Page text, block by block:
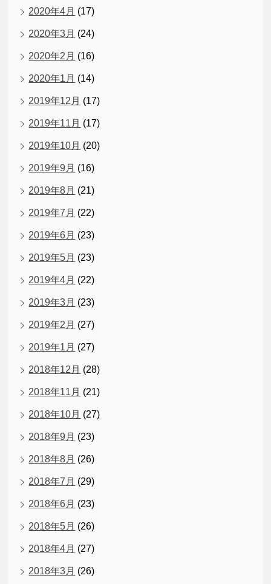
2020年4月 (17)
2020年3月 (24)
2020年2月 (16)
2020年1月 (14)
2019年12月 (17)
2019年11月 (17)
2019年10月 (20)
2019年9月 (16)
2019年8月 (21)
2019年7月 (22)
2019年6月 (23)
2019年5月 (23)
2019年4月 (22)
2019年3月 (23)
2019年2月 (27)
2019年1月 (27)
2018年12月 (28)
2018年11月 (21)
2018年10月 (27)
2018年9月 (23)
2018年8月 (26)
2018年7月 (29)
2018年6月 (23)
2018年5月 (26)
2018年4月 (27)
2018年3月 (26)